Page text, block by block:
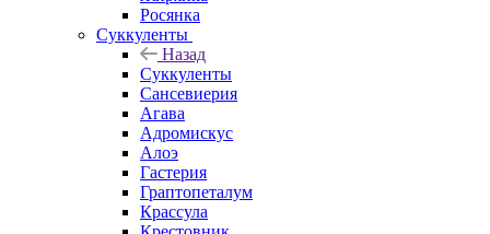
Росянка
Суккуленты
Назад
Суккуленты
Сансевиерия
Агава
Адромискус
Алоэ
Гастерия
Граптопеталум
Крассула